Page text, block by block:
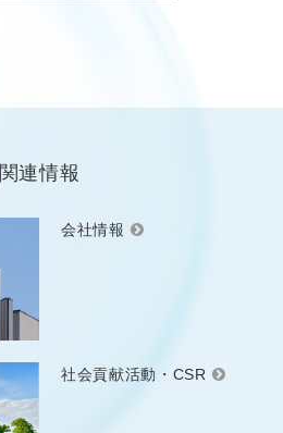
関連情報
会社情報
社会貢献活動・CSR